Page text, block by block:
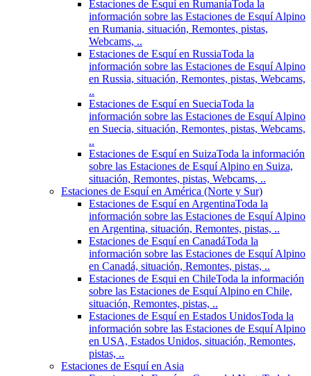
Estaciones de Esquí en RumaníaToda la
información sobre las Estaciones de Esquí Alpino
en Rumania, situación, Remontes, pistas,
Webcams, ..
Estaciones de Esquí en RussiaToda la
información sobre las Estaciones de Esquí Alpino
en Russia, situación, Remontes, pistas, Webcams,
..
Estaciones de Esquí en SueciaToda la
información sobre las Estaciones de Esquí Alpino
en Suecia, situación, Remontes, pistas, Webcams,
..
Estaciones de Esquí en SuizaToda la información
sobre las Estaciones de Esquí Alpino en Suiza,
situación, Remontes, pistas, Webcams, ..
Estaciones de Esquí en América (Norte y Sur)
Estaciones de Esquí en ArgentinaToda la
información sobre las Estaciones de Esquí Alpino
en Argentina, situación, Remontes, pistas, ..
Estaciones de Esquí en CanadáToda la
información sobre las Estaciones de Esquí Alpino
en Canadá, situación, Remontes, pistas, ..
Estaciones de Esqui en ChileToda la información
sobre las Estaciones de Esquí Alpino en Chile,
situación, Remontes, pistas, ..
Estaciones de Esquí en Estados UnidosToda la
información sobre las Estaciones de Esquí Alpino
en USA, Estados Unidos, situación, Remontes,
pistas, ..
Estaciones de Esquí en Asia